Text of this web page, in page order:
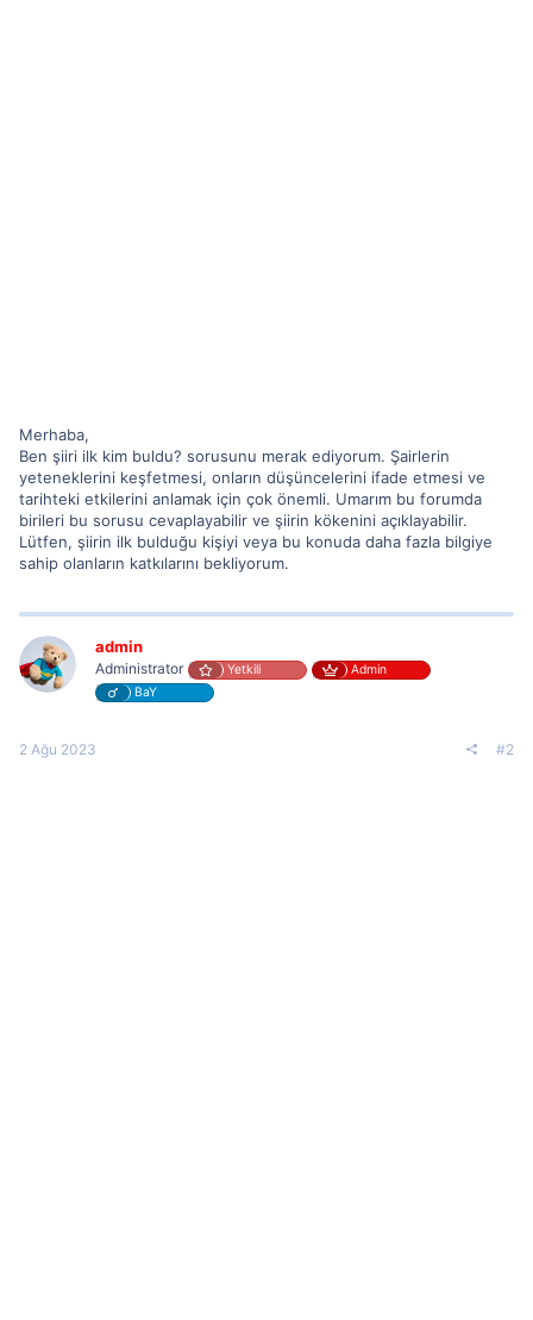
Merhaba,
Ben şiiri ilk kim buldu? sorusunu merak ediyorum. Şairlerin
yeteneklerini keşfetmesi, onların düşüncelerini ifade etmesi ve
tarihteki etkilerini anlamak için çok önemli. Umarım bu forumda
birileri bu sorusu cevaplayabilir ve şiirin kökenini açıklayabilir.
Lütfen, şiirin ilk bulduğu kişiyi veya bu konuda daha fazla bilgiye
sahip olanların katkılarını bekliyorum.
admin
Administrator Yetkili
Admin
BaY
2 Ağu 2023 #2